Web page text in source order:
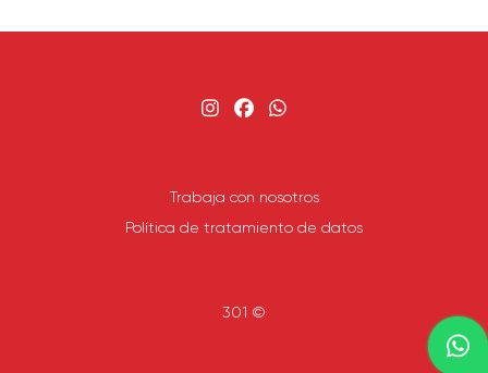
301 ©
Trabaja con nosotros
Política de tratamiento de datos